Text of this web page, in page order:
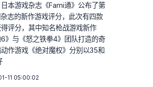
本游戏杂志《Fami通》公布了第
杂志的新作游戏评分，此次有四款
评分，其中知名枪战游戏新作
6》与《怒之铁拳4》团队打造的奇
作游戏《绝对魔权》分别以35和
11 05:00:02